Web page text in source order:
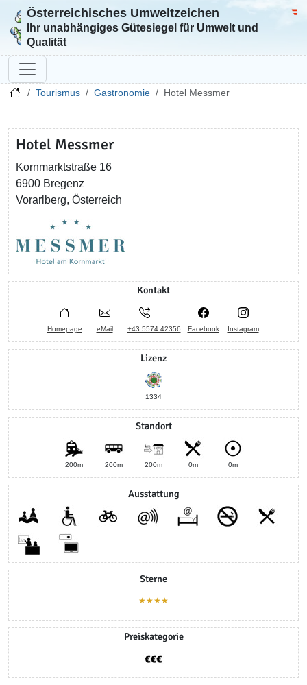
Zur Startseite
Österreichisches Umweltzeichen
Ihr unabhängiges Gütesiegel für Umwelt und
Qualität
Tourismus Gastronomie Hotel Messmer
Hotel Messmer
Kornmarktstraße 16
6900 Bregenz
Vorarlberg, Österreich
Kontakt
Homepage eMail +43 5574 42356 Facebook Instagram
Lizenz
1334
Standort
200m 200m 200m 0m 0m
Ausstattung
Sterne
★★★★
Preiskategorie